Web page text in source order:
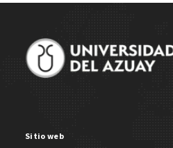
Sitio web